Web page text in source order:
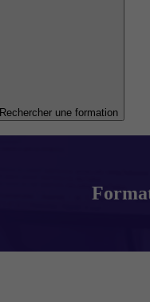
Rechercher une formation